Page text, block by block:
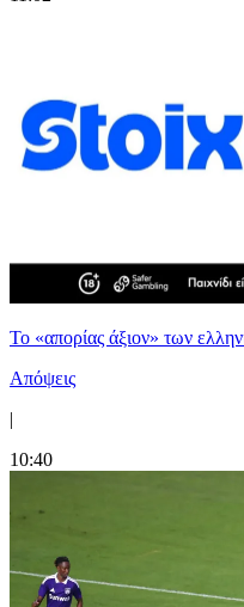
Το «απορίας άξιον» των
Απόψεις
|
10:40